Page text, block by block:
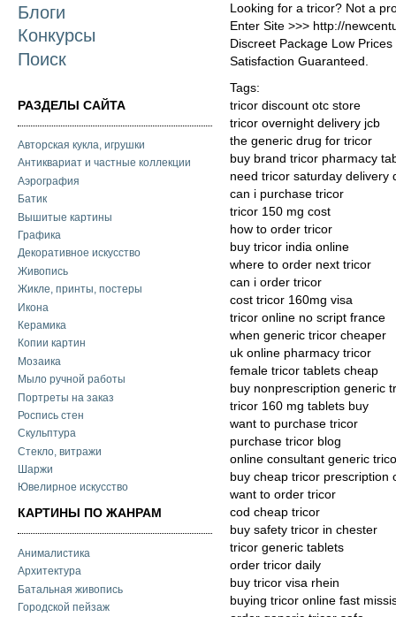
Блоги
Конкурсы
Поиск
РАЗДЕЛЫ САЙТА
Авторская кукла, игрушки
Антиквариат и частные коллекции
Аэрография
Батик
Вышитые картины
Графика
Декоративное искусство
Живопись
Жикле, принты, постеры
Икона
Керамика
Копии картин
Мозаика
Мыло ручной работы
Портреты на заказ
Роспись стен
Скульптура
Стекло, витражи
Шаржи
Ювелирное искусство
КАРТИНЫ ПО ЖАНРАМ
Анималистика
Архитектура
Батальная живопись
Городской пейзаж
Looking for a tricor? Not a
Enter Site >>> http://
Discreet Package Low
Satisfaction Guaranteed.
Tags:
tricor discount otc store
tricor overnight delivery jcb
the generic drug for tricor
buy brand tricor pharmacy
need tricor saturday delivery
can i purchase tricor
tricor 150 mg cost
how to order tricor
buy tricor india online
where to order next tricor
can i order tricor
cost tricor 160mg visa
tricor online no script france
when generic tricor cheaper
uk online pharmacy tricor
female tricor tablets cheap
buy nonprescription generic
tricor 160 mg tablets buy
want to purchase tricor
purchase tricor blog
online consultant generic
buy cheap tricor prescription
want to order tricor
cod cheap tricor
buy safety tricor in chester
tricor generic tablets
order tricor daily
buy tricor visa rhein
buying tricor online fast